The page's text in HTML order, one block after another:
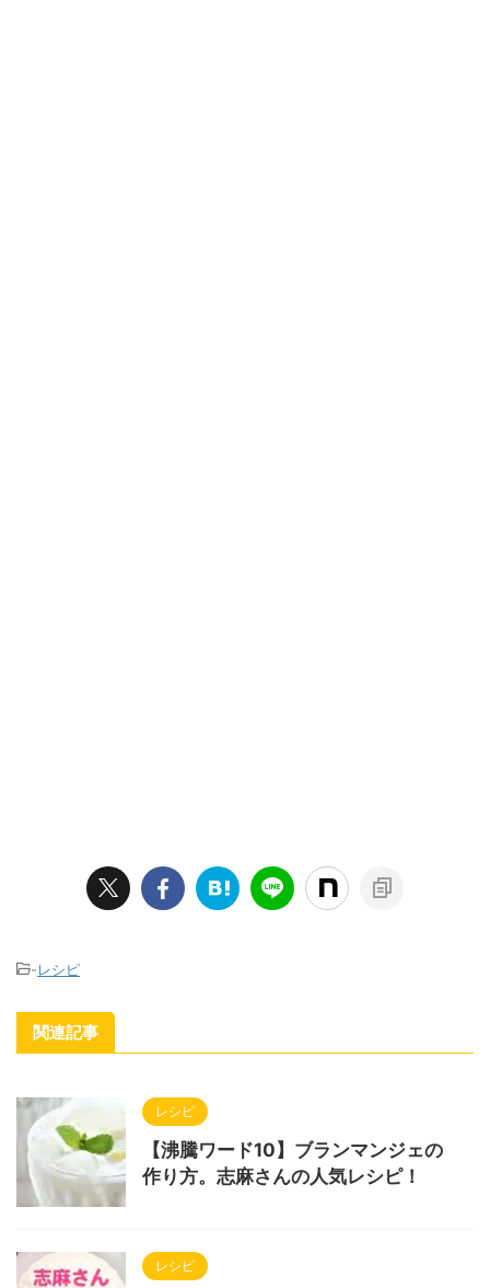
-レシピ
関連記事
レシピ
【沸騰ワード10】ブランマンジェの
作り方。志麻さんの人気レシピ！
レシピ